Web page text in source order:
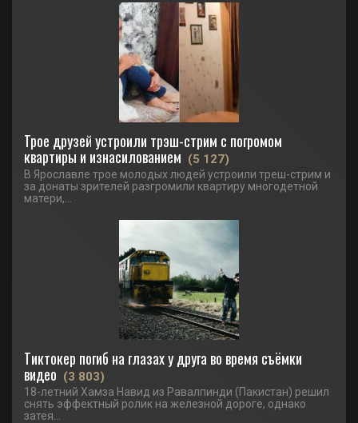
Трое друзей устроили трэш-стрим с погромом
квартиры и изнасилованием (5 127)
В Ярославле трое молодых людей устроили треш-стрим и
за донаты зрителей разгромили квартиру многодетной
матери,...
Тиктокер погиб на глазах у друга во время съёмки
видео (3 803)
18-летний Хамза Навид из Равалпинди (Пакистан) решил
снять эффектный ролик на железной дороге, однако
затея...